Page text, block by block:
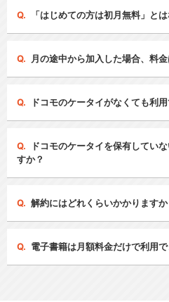
「はじめての方は初月無料」と
月の途中から加入した場合、料
ドコモのケータイがなくても利
ドコモのケータイを保有してい
すか？
解約にはどれくらいかかりますか
電子書籍は月額料金だけで利用で